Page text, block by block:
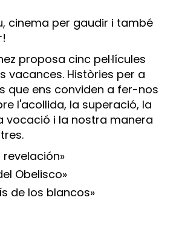
cinema per gaudir i també
proposa cinc pel·lícules
vacances. Històries per a
que ens conviden a fer-nos
l'acollida, la superació, la
vocació i la nostra manera
revelación»
Obelisco»
de los blancos»